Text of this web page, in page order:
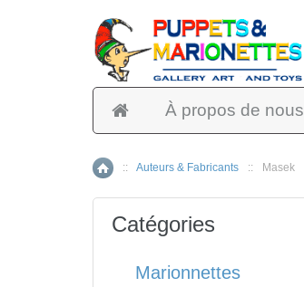
À propos de nous
Accueil
:: Auteurs & Fabricants :: Masek
Catégories
Marionnettes